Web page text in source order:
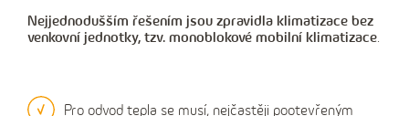
Nejjednodušším řešením jsou zpravidla klimatizace bez
venkovní jednotky, tzv. monoblokové mobilní klimatizace.
Pro odvod tepla se musí, nejčastěji pootevřeným